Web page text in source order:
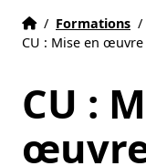
Accueil
Accueil
/ Formations /
CU : Mise en
CU :